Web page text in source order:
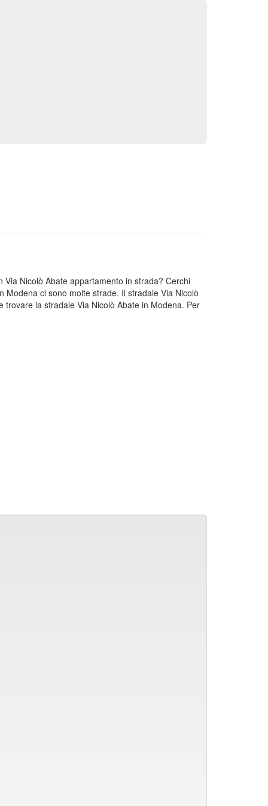
Nicolò Abate appartamento in strada? Cerchi
ci sono molte strade. Il stradale Via Nicolò
la stradale Via Nicolò Abate in Modena. Per